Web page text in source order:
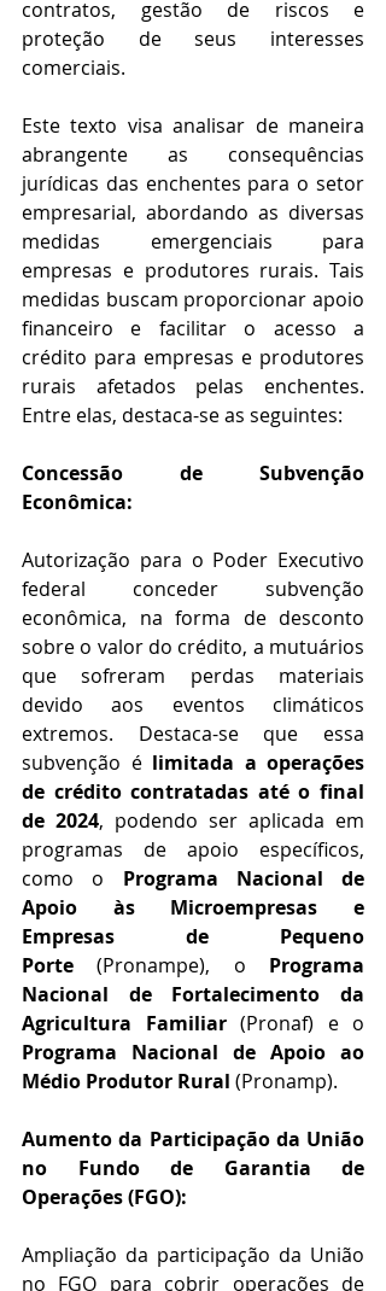
contratos, gestão de riscos e
proteção de seus interesses
comerciais.
Este texto visa analisar de maneira
abrangente as consequências
jurídicas das enchentes para o setor
empresarial, abordando as diversas
medidas emergenciais para
empresas e produtores rurais. Tais
medidas buscam proporcionar apoio
financeiro e facilitar o acesso a
crédito para empresas e produtores
rurais afetados pelas enchentes.
Entre elas, destaca-se as seguintes:
Concessão de Subvenção
Econômica:
Autorização para o Poder Executivo
federal conceder subvenção
econômica, na forma de desconto
sobre o valor do crédito, a mutuários
que sofreram perdas materiais
devido aos eventos climáticos
extremos. Destaca-se que essa
subvenção é limitada a operações
de crédito contratadas até o final
de 2024, podendo ser aplicada em
programas de apoio específicos,
como o Programa Nacional de
Apoio às Microempresas e
Empresas de Pequeno
Porte (Pronampe), o Programa
Nacional de Fortalecimento da
Agricultura Familiar
Programa Nacional de Apoio ao
Médio Produtor Rural (Pronamp).
Aumento da Participação da União
no Fundo de Garantia de
Operações (FGO):
Ampliação da participação da União
no FGO para cobrir operações de